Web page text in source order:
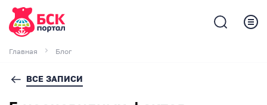
Главная Блог
ВСЕ ЗАПИСИ